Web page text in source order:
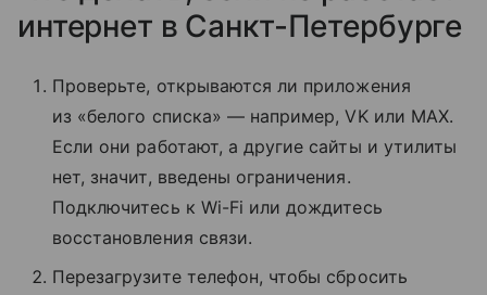
интернет в Санкт-Петербурге
Проверьте, открываются ли приложения
из «белого списка» — например, VK или MAX.
Если они работают, а другие сайты и утилиты
нет, значит, введены ограничения.
Подключитесь к Wi-Fi или дождитесь
восстановления связи.
Перезагрузите телефон, чтобы сбросить